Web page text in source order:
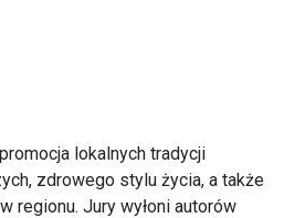
lokalnych tradycji
zdrowego stylu życia, a także
regionu. Jury wyłoni autorów